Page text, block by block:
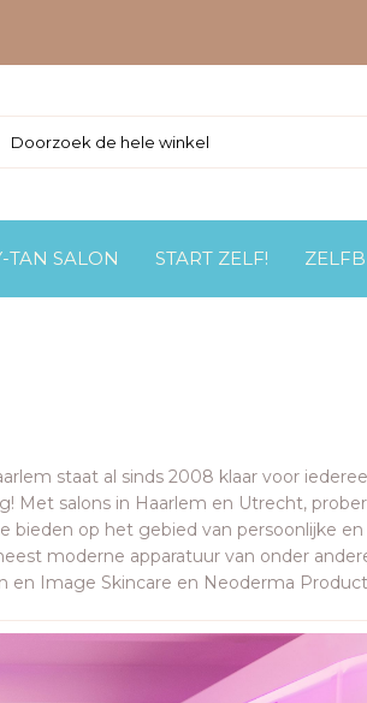
TAN SALON START ZELF!
staat al sinds 2008 klaar voor
Met salons in Haarlem en Utrecht,
bieden op het gebied van persoonlijke en
moderne apparatuur van onder
en Image Skincare en Neoderma